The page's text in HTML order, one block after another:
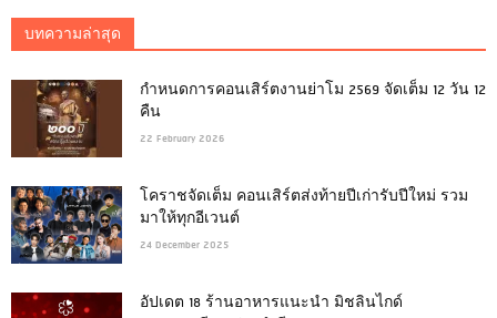
บทความล่าสุด
กำหนดการคอนเสิร์ตงานย่าโม 2569 จัดเต็ม 12 วัน 12
คืน
22 February 2026
โคราชจัดเต็ม คอนเสิร์ตส่งท้ายปีเก่ารับปีใหม่ รวม
มาให้ทุกอีเวนต์
24 December 2025
อัปเดต 18 ร้านอาหารแนะนำ มิชลินไกด์